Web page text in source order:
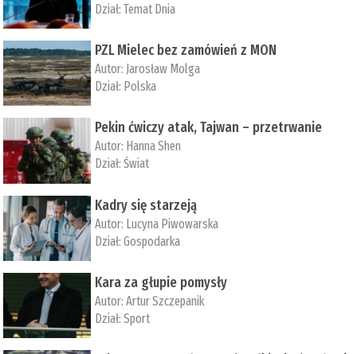
Dział:Temat Dnia
PZL Mielec bez zamówień z MON
Autor: Jarosław Molga
Dział: Polska
Pekin ćwiczy atak, Tajwan – przetrwanie
Autor: ­Hanna Shen
Dział:Świat
Kadry się starzeją
Autor: Lucyna Piwowarska
Dział:Gospodarka
Kara za głupie pomysły
Autor:Artur Szczepanik
Dział:Sport